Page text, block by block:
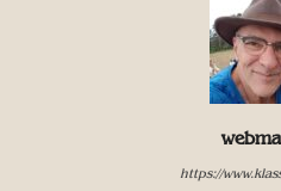
https://